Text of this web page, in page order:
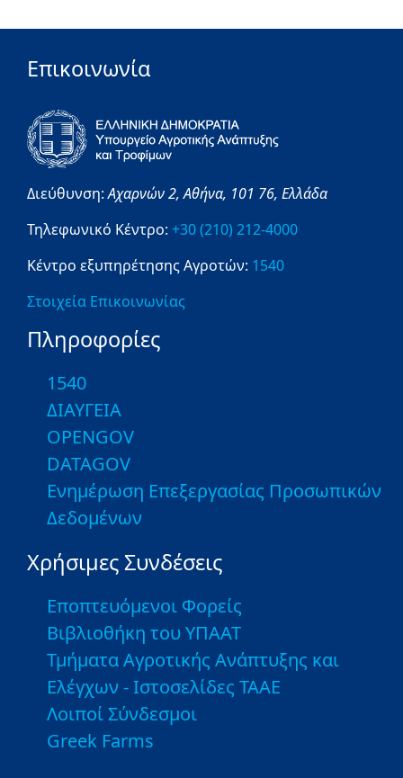
Επικοινωνία
Διεύθυνση:Αχαρνών 2,Αθήνα, 101 76, Ελλάδα
Τηλεφωνικό Κέντρο: +30 (210) 212-4000
Κέντρο εξυπηρέτησης Αγροτών: 1540
Στοιχεία Επικοινωνίας
Πληροφορίες
1540
ΔΙΑΥΓΕΙΑ
OPENGOV
DATAGOV
Ενημέρωση Επεξεργασίας Προσωπικών
Δεδομένων
Χρήσιμες Συνδέσεις
Εποπτευόμενοι Φορείς
Βιβλιοθήκη του ΥΠΑΑΤ
Τμήματα Αγροτικής Ανάπτυξης και
Ελέγχων - Ιστοσελίδες ΤΑΑΕ
Λοιποί Σύνδεσμοι
Greek Farms